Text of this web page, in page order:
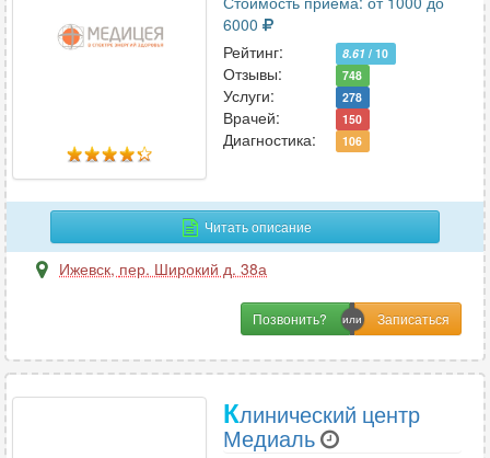
6000
Рейтинг:
8.61 / 10
Отзывы: 748
Услуги: 278
Врачей: 150
Диагностика: 106
Читать описание
Ижевск, пер. Широкий д. 38а
Позвонить?
Клинический центр
Медиаль